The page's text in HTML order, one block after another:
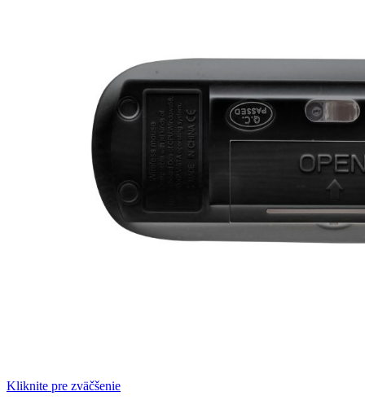
Kliknite pre zväčšenie